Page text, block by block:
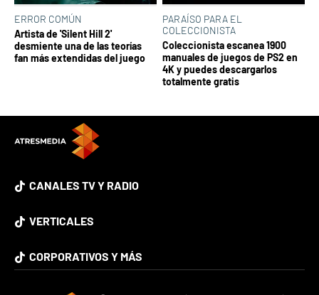
ERROR COMÚN
Artista de 'Silent Hill 2'
desmiente una de las teorías
fan más extendidas del juego
PARAÍSO PARA EL
COLECCIONISTA
Coleccionista escanea 1900
manuales de juegos de PS2 en
4K y puedes descargarlos
totalmente gratis
CANALES TV Y RADIO
VERTICALES
CORPORATIVOS Y MÁS